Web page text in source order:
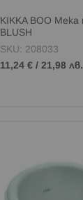
KIKKA BOO Мека
BLUSH
SKU: 208033
11,24 € /21,98 лв.